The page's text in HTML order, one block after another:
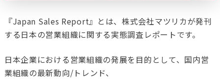
『Japan Sales Report』とは、株式会社マツリカが発刊
する日本の営業組織に関する実態調査レポートです。
日本企業における営業組織の発展を目的として、国内営
業組織の最新動向/トレンド、